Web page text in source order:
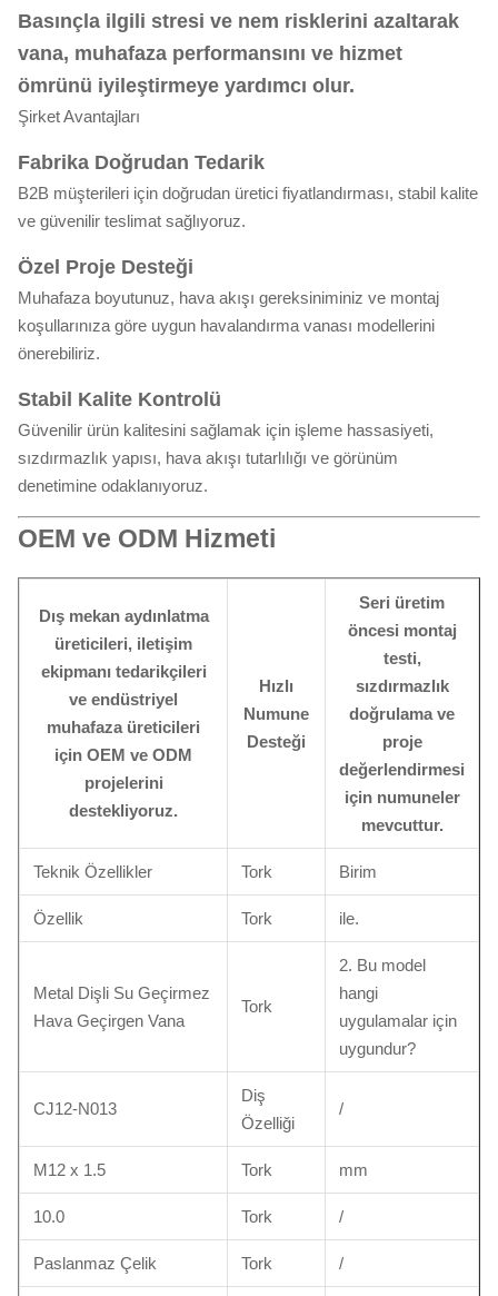
Basınçla ilgili stresi ve nem risklerini azaltarak
vana, muhafaza performansını ve hizmet
ömrünü iyileştirmeye yardımcı olur.
Şirket Avantajları
Fabrika Doğrudan Tedarik
B2B müşterileri için doğrudan üretici fiyatlandırması, stabil kalite
ve güvenilir teslimat sağlıyoruz.
Özel Proje Desteği
Muhafaza boyutunuz, hava akışı gereksiniminiz ve montaj
koşullarınıza göre uygun havalandırma vanası modellerini
önerebiliriz.
Stabil Kalite Kontrolü
Güvenilir ürün kalitesini sağlamak için işleme hassasiyeti,
sızdırmazlık yapısı, hava akışı tutarlılığı ve görünüm
denetimine odaklanıyoruz.
OEM ve ODM Hizmeti
Dış mekan aydınlatma
üreticileri, iletişim
ekipmanı tedarikçileri
ve endüstriyel
muhafaza üreticileri
için OEM ve ODM
projelerini
destekliyoruz.
Hızlı
Numune
Desteği
Seri üretim
öncesi montaj
testi,
sızdırmazlık
doğrulama ve
proje
değerlendirmesi
için numuneler
mevcuttur.
Teknik Özellikler Tork Birim
Özellik Tork ile.
Metal Dişli Su Geçirmez
Hava Geçirgen Vana
Tork
2. Bu model
hangi
uygulamalar için
uygundur?
CJ12-N013
Diş
Özelliği
/
M12 x 1.5 Tork mm
10.0 Tork /
Paslanmaz Çelik Tork /